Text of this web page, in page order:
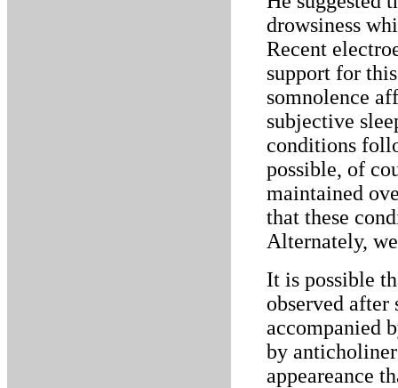
drowsiness
Recent
support for
somnolence
subjective
conditions
possible, of
maintained
that these
Alternately,
It is possible
observed
accompanied
by
appeareance